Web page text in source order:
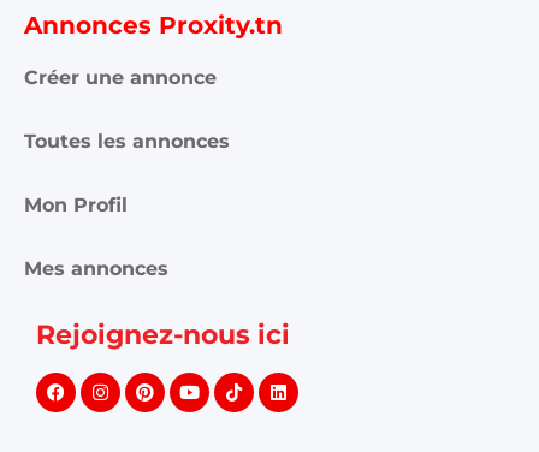
Annonces Proxity.tn
Créer une annonce
Toutes les annonces
Mon Profil
Mes annonces
Rejoignez-nous ici